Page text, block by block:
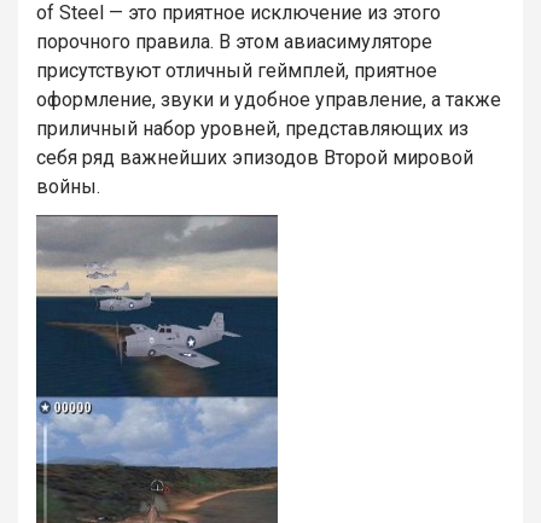
of Steel — это приятное исключение из этого
порочного правила. В этом авиасимуляторе
присутствуют отличный геймплей, приятное
оформление, звуки и удобное управление, а также
приличный набор уровней, представляющих из
себя ряд важнейших эпизодов Второй мировой
войны.